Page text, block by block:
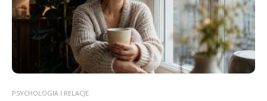
PSYCHOLOGIA I RELACJE